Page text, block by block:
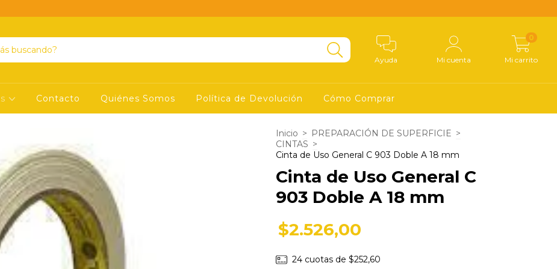
Ayuda Mi cuenta Mi carrito
0
Contacto Quiénes Somos Política de Devolución Cómo Comprar
Inicio > PREPARACIÓN DE SUPERFICIE >
CINTAS >
Cinta de Uso General C 903 Doble A 18 mm
Cinta de Uso General C
903 Doble A 18 mm
$2.526,00
24 cuotas de $252,60